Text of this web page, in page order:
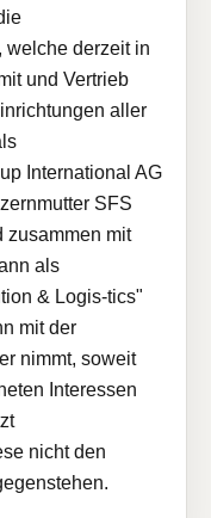
welche derzeit in
und Vertrieb
aller
International AG
SFS
zusammen mit
als
& Logis-tics"
mit der
nimmt, soweit
Interessen
nicht den